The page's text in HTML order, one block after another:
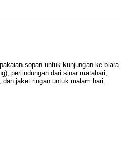
sopan untuk kunjungan ke biara
perlindungan dari sinar matahari,
jaket ringan untuk malam hari.